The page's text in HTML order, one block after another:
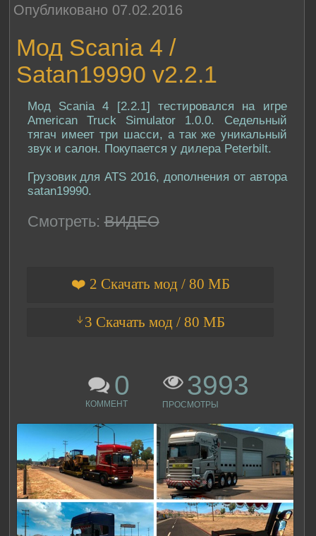
Опубликовано 07.02.2016
Мод Scania 4 /
Satan19990 v2.2.1
Мод Scania 4 [2.2.1] тестировался на игре
American Truck Simulator 1.0.0. Седельный
тягач имеет три шасси, а так же уникальный
звук и салон. Покупается у дилера Peterbilt.
Грузовик для ATS 2016, дополнения от автора
satan19990.
Смотреть: ВИДЕО
❤️ 2 Скачать мод / 80 МБ
ᛎ3 Скачать мод / 80 МБ
0
КОММЕНТ
3993
ПРОСМОТРЫ